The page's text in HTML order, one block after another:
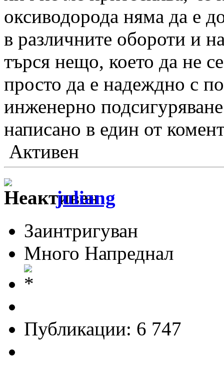
оксиводорода няма да е
в различните обороти и
търся нещо, което да не
просто да е надеждно с
инженерно
написано в един от
Активен
juliang
Заинтригуван
Много Напреднал
Публикации: 6 747